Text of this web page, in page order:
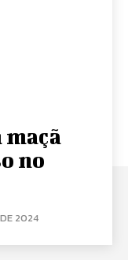
maçã
no
2024